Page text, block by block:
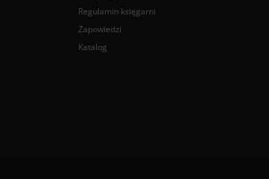
Regulamin księgarni
Zapowiedzi
Katalog